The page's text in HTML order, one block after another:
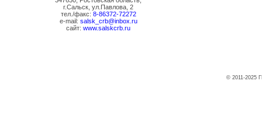
г.Сальск, ул.Павлова, 2
тел./факс: 8-86372-72272
e-mail: salsk_crb@inbox.ru
сайт: www.salskcrb.ru
© 2011-2025